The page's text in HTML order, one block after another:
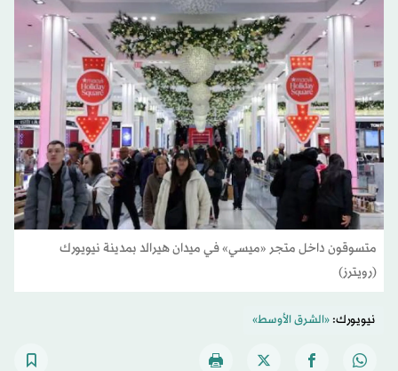
متسوقون داخل متجر «ميسي» في ميدان هيرالد بمدينة نيويورك
(رويترز)
نيويورك:«الشرق الأوسط»